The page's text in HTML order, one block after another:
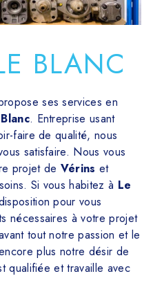
BLANC
ses services en
. Entreprise usant
faire de qualité, nous
satisfaire. Nous vous
projet de Vérins et
Si vous habitez à Le
pour vous
nécessaires à votre projet
tout notre passion et le
plus notre désir de
qualifiée et travaille avec